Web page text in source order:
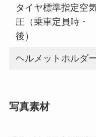
タイヤ標準指定空
圧（乗車定員時・
後）
ヘルメットホルダ
写真素材